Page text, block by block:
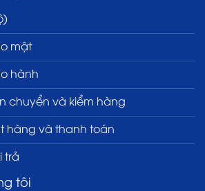
mật
hành
chuyển và kiểm hàng
hàng và thanh toán
trả
tôi